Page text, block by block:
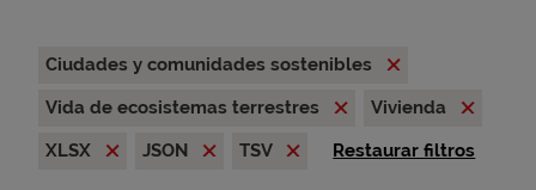
Ciudades y comunidades sostenibles
Vida de ecosistemas terrestres
Vivienda
XLSX
JSON TSV Restaurar filtros